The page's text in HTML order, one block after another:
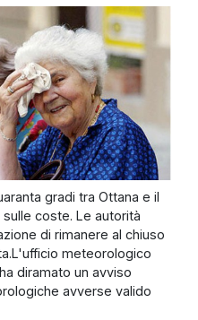
gradi tra Ottana e il
coste. Le autorità
di rimanere al chiuso
meteorologico
diramato un avviso
avverse valido